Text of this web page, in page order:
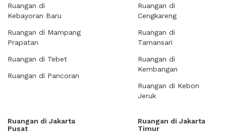
Ruangan di
Kebayoran Baru
Ruangan di Mampang
Prapatan
Ruangan di Tebet
Ruangan di Pancoran
Ruangan di
Cengkareng
Ruangan di
Tamansari
Ruangan di
Kembangan
Ruangan di Kebon
Jeruk
Ruangan di Jakarta
Pusat
Ruangan di Jakarta
Timur